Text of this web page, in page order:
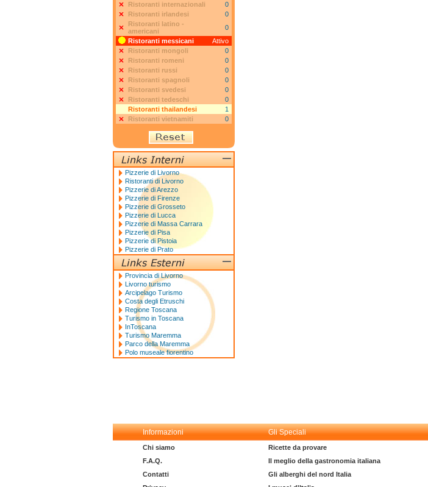
Ristoranti internazionali
0
Ristoranti irlandesi
0
Ristoranti latino -
americani
0
Ristoranti messicani
Attivo
Ristoranti mongoli
0
Ristoranti romeni
0
Ristoranti russi
0
Ristoranti spagnoli
0
Ristoranti svedesi
0
Ristoranti tedeschi
0
Ristoranti thailandesi
1
Ristoranti vietnamiti
0
Pizzerie di Livorno
Ristoranti di Livorno
Pizzerie di Arezzo
Pizzerie di Firenze
Pizzerie di Grosseto
Pizzerie di Lucca
Pizzerie di Massa Carrara
Pizzerie di Pisa
Pizzerie di Pistoia
Pizzerie di Prato
Provincia di Livorno
Livorno turismo
Arcipelago Turismo
Costa degli Etruschi
Regione Toscana
Turismo in Toscana
InToscana
Turismo Maremma
Parco della Maremma
Polo museale fiorentino
Informazioni Gli Speciali
Chi siamo
F.A.Q.
Contatti
Ricette da provare
Il meglio della gastronomia italiana
Gli alberghi del nord Italia